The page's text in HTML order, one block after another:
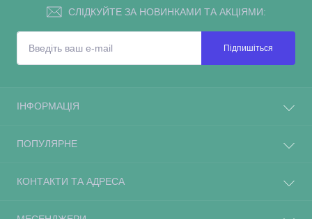
СЛІДКУЙТЕ ЗА НОВИНКАМИ ТА АКЦІЯМИ:
Підпишіться
ІНФОРМАЦІЯ
ПОПУЛЯРНЕ
КОНТАКТИ ТА АДРЕСА